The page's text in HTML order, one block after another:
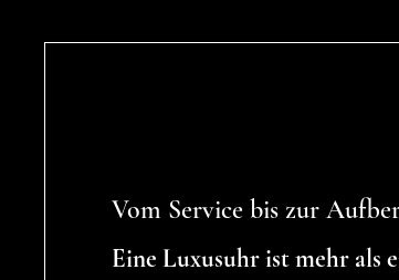
Vom Service bis zur
Eine Luxusuhr ist mehr als